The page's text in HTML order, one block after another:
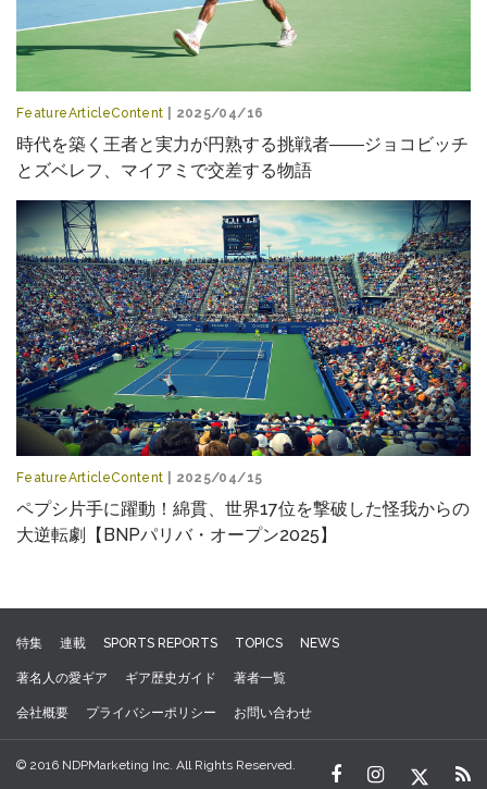
FeatureArticleContent | 2025/04/16
時代を築く王者と実力が円熟する挑戦者――ジョコビッチ
とズベレフ、マイアミで交差する物語
FeatureArticleContent | 2025/04/15
ペプシ片手に躍動！綿貫、世界17位を撃破した怪我からの
大逆転劇【BNPパリバ・オープン2025】
特集 連載 SPORTS REPORTS TOPICS NEWS
著名人の愛ギア ギア歴史ガイド 著者一覧
会社概要 プライバシーポリシー お問い合わせ
© 2016 NDPMarketing Inc. All Rights Reserved.